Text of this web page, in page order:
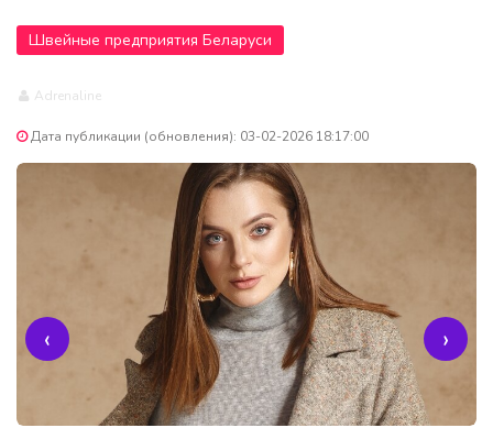
Швейные предприятия Беларуси
Adrenaline
Дата публикации (обновления): 03-02-2026 18:17:00
‹ ›